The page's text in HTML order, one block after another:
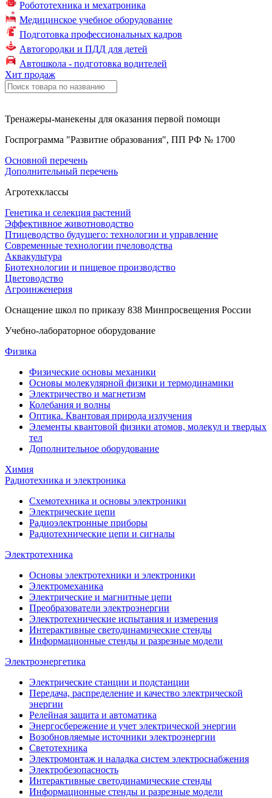
Робототехника и мехатроника
Медицинское учебное оборудование
Подготовка профессиональных кадров
Автогородки и ПДД для детей
Автошкола - подготовка водителей
Хит продаж
Тренажеры-манекены для оказания первой помощи
Госпрограмма "Развитие образования", ПП РФ № 1700
Основной перечень
Дополнительный перечень
Агротехклассы
Генетика и селекция растений
Эффективное животноводство
Птицеводство будущего: технологии и управление
Современные технологии пчеловодства
Аквакультура
Биотехнологии и пищевое производство
Цветоводство
Агроинженерия
Оснащение школ по приказу 838 Минпросвещения России
Учебно-лабораторное оборудование
Физика
Физические основы механики
Основы молекулярной физики и термодинамики
Электричество и магнетизм
Колебания и волны
Оптика. Квантовая природа излучения
Элементы квантовой физики атомов, молекул и твердых
тел
Дополнительное оборудование
Химия
Радиотехника и электроника
Схемотехника и основы электроники
Электрические цепи
Радиоэлектронные приборы
Радиотехнические цепи и сигналы
Электротехника
Основы электротехники и электроники
Электромеханика
Электрические и магнитные цепи
Преобразователи электроэнергии
Электротехнические испытания и измерения
Интерактивные светодинамические стенды
Информационные стенды и разрезные модели
Электроэнергетика
Электрические станции и подстанции
Передача, распределение и качество электрической
энергии
Релейная защита и автоматика
Энергосбережение и учет электрической энергии
Возобновляемые источники электроэнергии
Светотехника
Электромонтаж и наладка систем электроснабжения
Электробезопасность
Интерактивные светодинамические стенды
Информационные стенды и разрезные модели